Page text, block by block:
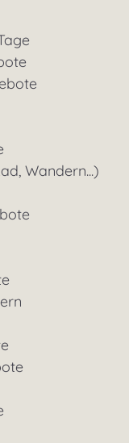
Wandern...)